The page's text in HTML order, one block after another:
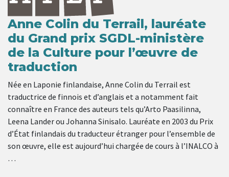
Anne Colin du Terrail, lauréate
du Grand prix SGDL-ministère
de la Culture pour l’œuvre de
traduction
Née en Laponie finlandaise, Anne Colin du Terrail est
traductrice de finnois et d’anglais et a notamment fait
connaître en France des auteurs tels qu’Arto Paasilinna,
Leena Lander ou Johanna Sinisalo. Lauréate en 2003 du Prix
d’État finlandais du traducteur étranger pour l’ensemble de
son œuvre, elle est aujourd’hui chargée de cours à l’INALCO à
…